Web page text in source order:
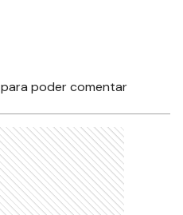
para poder comentar